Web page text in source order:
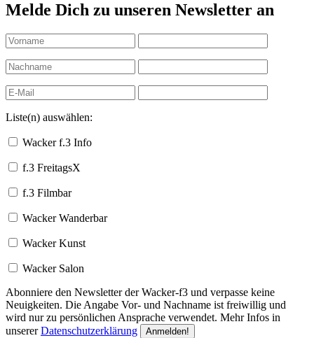
Melde Dich zu unseren Newsletter an
Liste(n) auswählen:
Wacker f.3 Info
f.3 FreitagsX
f.3 Filmbar
Wacker Wanderbar
Wacker Kunst
Wacker Salon
Abonniere den Newsletter der Wacker-f3 und verpasse keine
Neuigkeiten. Die Angabe Vor- und Nachname ist freiwillig und
wird nur zu persönlichen Ansprache verwendet. Mehr Infos in
unsererDatenschutzerklärung